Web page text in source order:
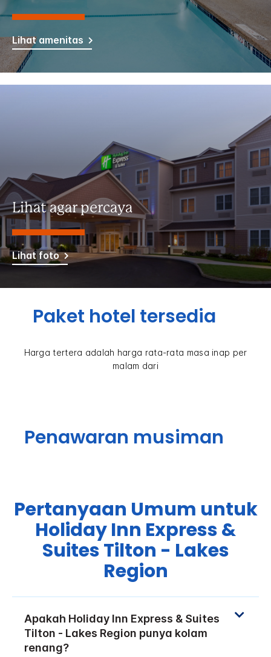
Lihat amenitas
Lihat agar percaya
Lihat foto
Paket hotel tersedia
Harga tertera adalah harga rata-rata masa inap per
malam dari
Penawaran musiman
Pertanyaan Umum untuk
Holiday Inn Express &
SuitesTilton - Lakes
Region
Apakah Holiday Inn Express & Suites
Tilton - Lakes Region punya kolam
renang?